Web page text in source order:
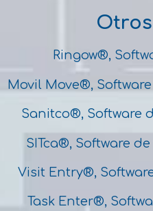
Ringow®,
Movil Move®,
Sanitco®, Software
SITca®, Software
Visit Entry®,
Task Enter®,